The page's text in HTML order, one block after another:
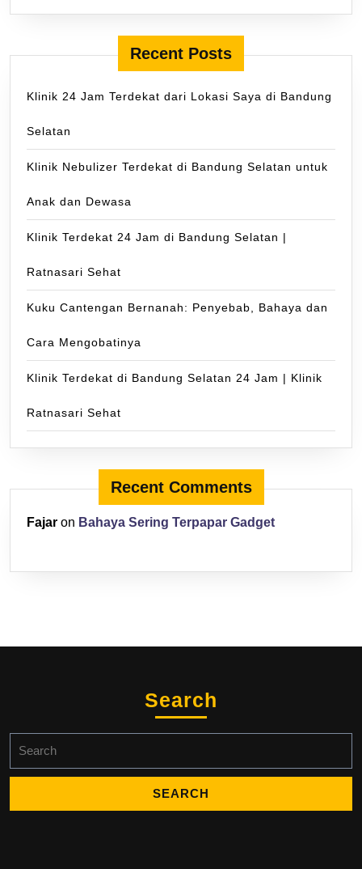
Recent Posts
Klinik 24 Jam Terdekat dari Lokasi Saya di Bandung
Selatan
Klinik Nebulizer Terdekat di Bandung Selatan untuk
Anak dan Dewasa
Klinik Terdekat 24 Jam di Bandung Selatan |
Ratnasari Sehat
Kuku Cantengan Bernanah: Penyebab, Bahaya dan
Cara Mengobatinya
Klinik Terdekat di Bandung Selatan 24 Jam | Klinik
Ratnasari Sehat
Recent Comments
Fajar on Bahaya Sering Terpapar Gadget
Search